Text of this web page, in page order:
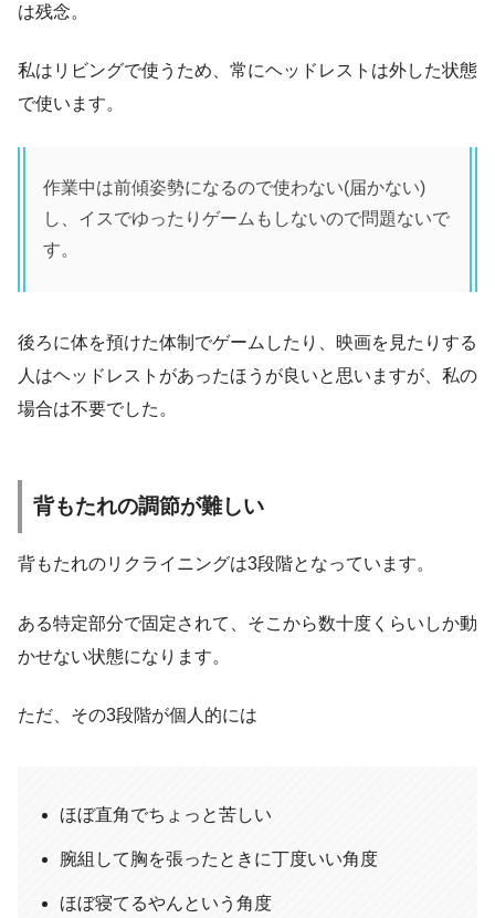
は残念。
私はリビングで使うため、常にヘッドレストは外した状態
で使います。
作業中は前傾姿勢になるので使わない(届かない)
し、イスでゆったりゲームもしないので問題ないで
す。
後ろに体を預けた体制でゲームしたり、映画を見たりする
人はヘッドレストがあったほうが良いと思いますが、私の
場合は不要でした。
背もたれの調節が難しい
背もたれのリクライニングは3段階となっています。
ある特定部分で固定されて、そこから数十度くらいしか動
かせない状態になります。
ただ、その3段階が個人的には
ほぼ直角でちょっと苦しい
腕組して胸を張ったときに丁度いい角度
ほぼ寝てるやんという角度